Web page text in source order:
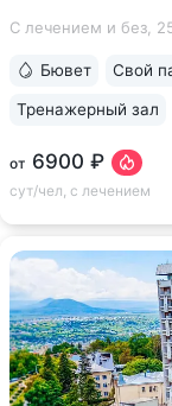
сохраняя все
С лечением и без,
от 6900 ₽
сут/чел, с лечением
Бювет Свой
Тренажерный зал